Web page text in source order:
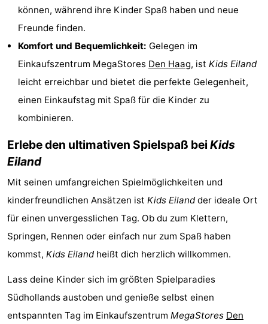
Radfahren
-
Golfplatze
Sportangeln
Shoppen
Essen
und
trinken
Veranstaltungen
Praktisch
Forum
-
können, während ihre Kinder Spaß haben und neue
Freunde finden.
Komfort und Bequemlichkeit: Gelegen im
Einkaufszentrum MegaStores Den Haag, ist Kids Eiland
leicht erreichbar und bietet die perfekte Gelegenheit,
einen Einkaufstag mit Spaß für die Kinder zu
kombinieren.
Erlebe den ultimativen Spielspaß bei Kids
Eiland
Mit seinen umfangreichen Spielmöglichkeiten und
kinderfreundlichen Ansätzen ist Kids Eilandder ideale Ort
für einen unvergesslichen Tag. Ob du zum Klettern,
Springen, Rennen oder einfach nur zum Spaß haben
kommst, Kids Eilandheißt dich herzlich willkommen.
Lass deine Kinder sich im größten Spielparadies
Südhollands austoben und genieße selbst einen
entspannten Tag im Einkaufszentrum MegaStores Den